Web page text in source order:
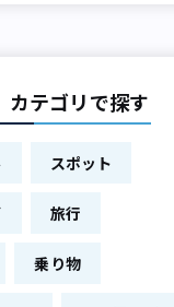
カテゴリで探す
スポット
旅行
乗り物